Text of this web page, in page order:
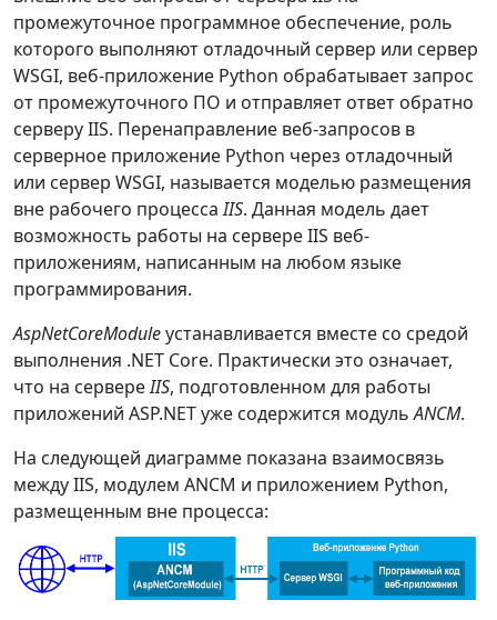
промежуточное программное обеспечение, роль
которого выполняют отладочный сервер или сервер
WSGI, веб-приложение Python обрабатывает запрос
от промежуточного ПО и отправляет ответ обратно
серверу IIS. Перенаправление веб-запросов в
серверное приложение Python через отладочный
или сервер WSGI, называется моделью размещения
вне рабочего процессаIIS. Данная модель дает
возможность работы на сервере IIS веб-
приложениям, написанным на любом языке
программирования.
AspNetCoreModuleустанавливается вместе со средой
выполнения .NET Core. Практически это означает,
что на сервереIIS, подготовленном для работы
приложений ASP.NET уже содержится модульANCM.
На следующей диаграмме показана взаимосвязь
между IIS, модулем ANCM и приложением Python,
размещенным вне процесса: